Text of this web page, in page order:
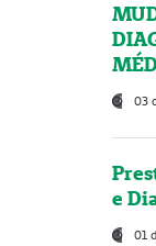
03
e
01